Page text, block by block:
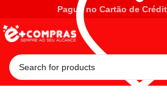
Pague no Cartão de